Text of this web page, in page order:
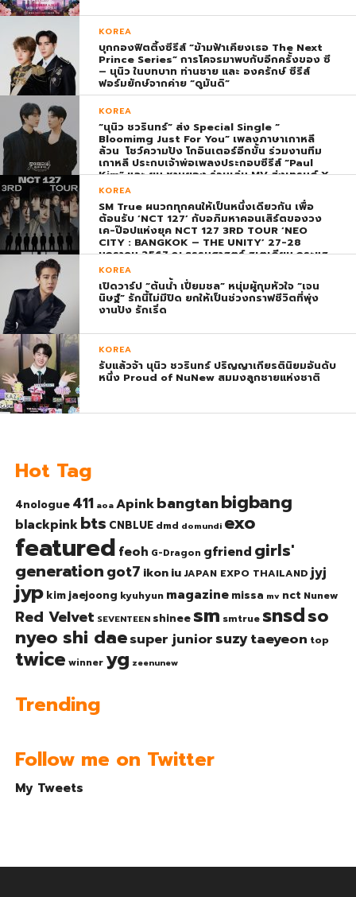
KOREA
บุกกองฟิตติ้งซีรีส์ “ข้ามฟ้าเคียงเธอ The Next
Prince Series” การโคจรมาพบกับอีกครั้งของ ซี
– นุนิว ในบทบาท ท่านชาย และ องครักษ์ ซีรีส์
ฟอร์มยักษ์จากค่าย “ดูมันดิ”
KOREA
“นุนิว ชวรินทร์” ส่ง Special Single “
Bloomimg Just For You” เพลงภาษาเกาหลี
ล้วน โชว์ความปัง โกอินเตอร์อีกขั้น ร่วมงานทีม
เกาหลี ประกบเจ้าพ่อเพลงประกอบซีรีส์ “Paul
Kim” และ ยุน ชานยอง ร่วมเล่น MV ส่งเทรนด์ X
พุ่ง ติดอันดับ 1 โลก
KOREA
SM True ผนวกทุกคนให้เป็นหนึ่งเดียวกัน เพื่อ
ต้อนรับ ‘NCT 127’ กับอภิมหาคอนเสิร์ตของวง
เค-ป๊อปแห่งยุค NCT 127 3RD TOUR ‘NEO
CITY : BANGKOK – THE UNITY’ 27-28
มกราคม 2567 ณ ธรรมศาสตร์ สเตเดียม กระแส
ตอบรับยิ่งใหญ่สมการรอคอย บัตร SOLD OUT
ทุกที่นั่งทันทีที่เปิดจำหน่าย !
KOREA
เปิดวาร์ป “ต้นน้ำ เปี่ยมชล” หนุ่มผู้กุมหัวใจ “เจน
นิษฐ์” รักนี้ไม่มีปิด ยกให้เป็นช่วงกราฟชีวิตที่พุ่ง
งานปัง รักเริ่ด
KOREA
รับแล้วจ้า นุนิว ชวรินทร์ ปริญญาเกียรตินิยมอันดับ
หนึ่ง Proud of NuNew สมมงลูกชายแห่งชาติ
Hot Tag
4nologue 411 aoa Apinkbangtanbigbang
blackpinkbts CNBLUE dmd domundi exo
featured feoh G-Dragon gfriend girls'
generationgot7 ikoniu JAPAN EXPO THAILAND jyj
jyp kim jaejoong kyuhyun magazine missa mv nct Nunew
Red Velvet SEVENTEEN shinee sm smtrue snsdso
nyeo shi daesuper junior suzytaeyeon top
twice winner yg zeenunew
Trending
Follow me on Twitter
My Tweets